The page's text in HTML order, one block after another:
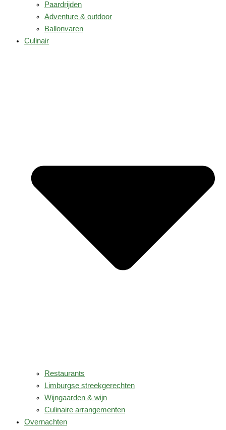
Paardrijden
Adventure & outdoor
Ballonvaren
Culinair
Restaurants
Limburgse streekgerechten
Wijngaarden & wijn
Culinaire arrangementen
Overnachten